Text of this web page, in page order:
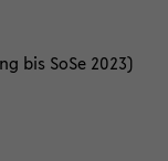
bis SoSe 2023)